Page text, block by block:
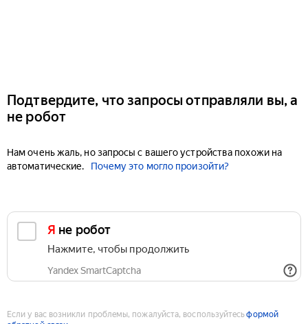
Подтвердите, что запросы отправляли вы, а
не робот
Нам очень жаль, но запросы с вашего устройства похожи на
автоматические.
Почему это могло произойти?
Я не робот
Нажмите, чтобы продолжить
Yandex SmartCaptcha
Если у вас возникли проблемы, пожалуйста, воспользуйтесьформой